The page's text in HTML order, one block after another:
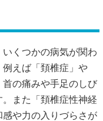
また「頚椎症性神経
や力の入りづらさが
wenell/1960/）。
神経や内臓の状態と